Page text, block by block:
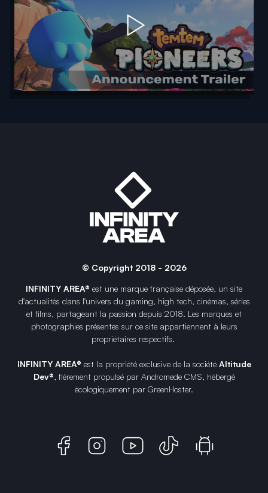
© Copyright 2018 - 2026
INFINITY AREA® est une marque française déposée, un site
d'actualités dans l'univers du gaming, high tech, cinémas, séries
et films, partageant la passion depuis 2018. Les marques et
photographies présentes sur ce site appartiennent à leurs
propriétaires respectifs.
INFINITY AREA® est la propriété exclusive de la société Altitude
Dev®, fièrement propulsé par Andromede CMS, hébergé
écologiquement par GreenHoster.